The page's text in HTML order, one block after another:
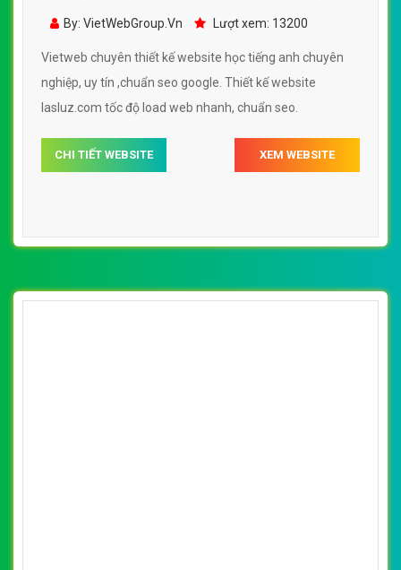
- lasluz.com đẹp SEO nhanh hiệu quả
By: VietWebGroup.Vn Lượt xem: 13200
Vietweb chuyên thiết kế website học tiếng anh chuyên
nghiệp, uy tín ,chuẩn seo google. Thiết kế website
lasluz.com tốc độ load web nhanh, chuẩn seo.
CHI TIẾT WEBSITE XEM WEBSITE